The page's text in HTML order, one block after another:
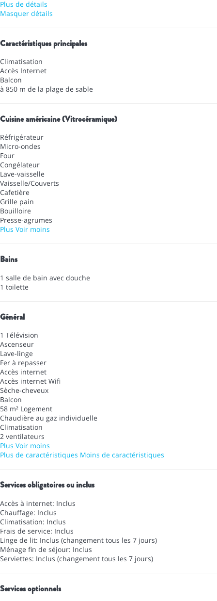
Plus de détails
Masquer détails
Caractéristiques principales
Climatisation
Accès Internet
Balcon
à 850 m de la plage de sable
Cuisine américaine (Vitrocéramique)
Réfrigérateur
Micro-ondes
Four
Congélateur
Lave-vaisselle
Vaisselle/Couverts
Cafetière
Grille pain
Bouilloire
Presse-agrumes
Plus Voir moins
Bains
1 salle de bain avec douche
1 toilette
Général
1 Télévision
Ascenseur
Lave-linge
Fer à repasser
Accès internet
Accès internet Wifi
Sèche-cheveux
Balcon
58 m² Logement
Chaudière au gaz individuelle
Climatisation
2 ventilateurs
Plus Voir moins
Plus de caractéristiques Moins de caractéristiques
Services obligatoires ou inclus
Accès à internet: Inclus
Chauffage: Inclus
Climatisation: Inclus
Frais de service: Inclus
Linge de lit: Inclus (changement tous les 7 jours)
Ménage fin de séjour: Inclus
Serviettes: Inclus (changement tous les 7 jours)
Services optionnels